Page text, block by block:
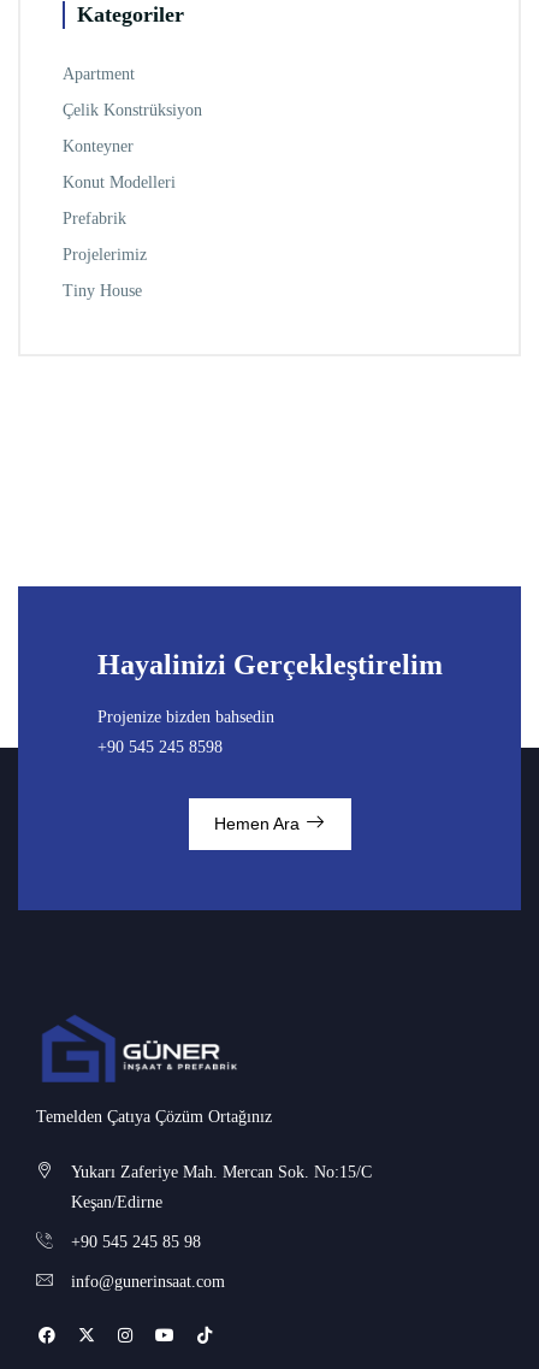
Kategoriler
Apartment
Çelik Konstrüksiyon
Konteyner
Konut Modelleri
Prefabrik
Projelerimiz
Tiny House
Hayalinizi Gerçekleştirelim
Projenize bizden bahsedin
+90 545 245 8598
Hemen Ara
Temelden Çatıya Çözüm Ortağınız
Yukarı Zaferiye Mah. Mercan Sok. No:15/C
Keşan/Edirne
+90 545 245 85 98
info@gunerinsaat.com